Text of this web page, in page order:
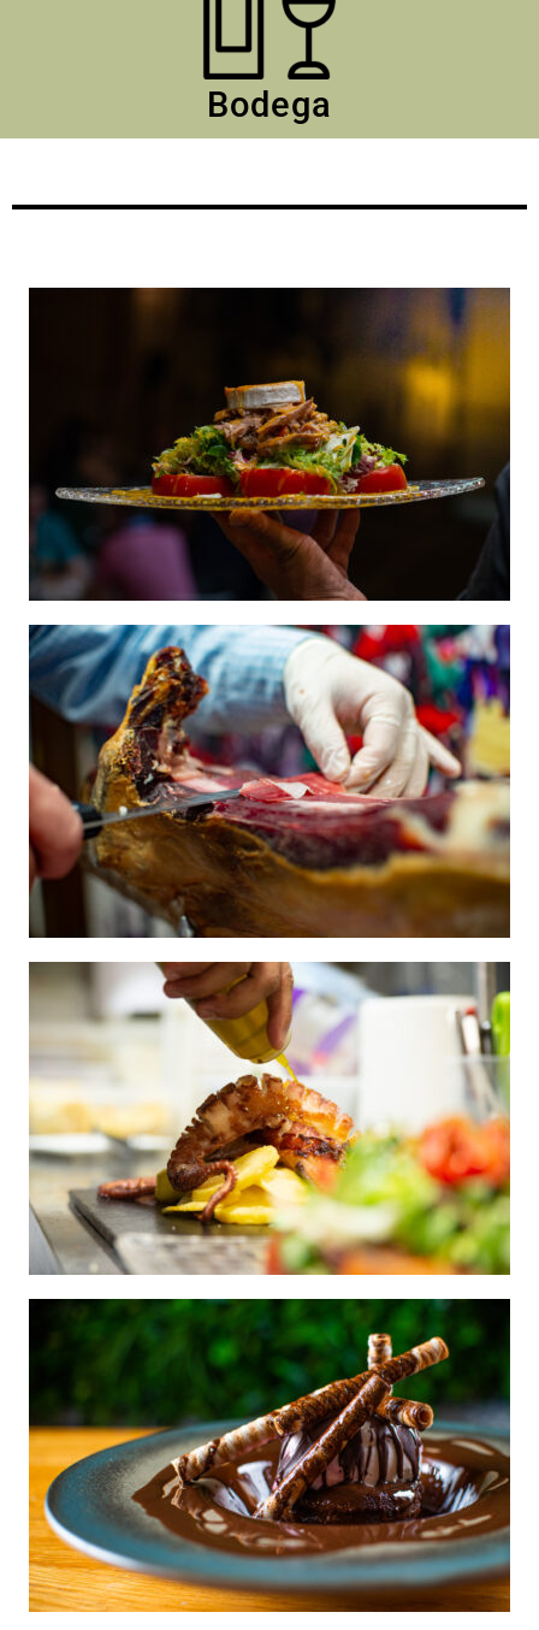
Bodega